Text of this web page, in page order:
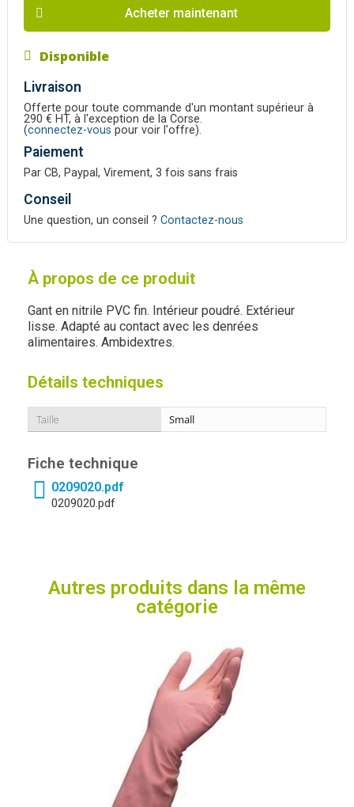
Acheter maintenant
Disponible
Livraison
Offerte pour toute commande d'un montant supérieur à
290 € HT, à l'exception de la Corse.
(connectez-vous pour voir l'offre).
Paiement
Par CB, Paypal, Virement, 3 fois sans frais
Conseil
Une question, un conseil ? Contactez-nous
À propos de ce produit
Gant en nitrile PVC fin. Intérieur poudré. Extérieur
lisse. Adapté au contact avec les denrées
alimentaires. Ambidextres.
Détails techniques
Taille Small
Fiche technique
0209020.pdf
0209020.pdf
Autres produits dans la même
catégorie